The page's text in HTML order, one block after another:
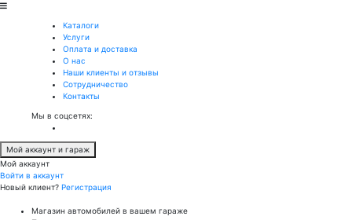
Каталоги
Услуги
Оплата и доставка
О нас
Наши клиенты и отзывы
Сотрудничество
Контакты
Мы в соцсетях:
Мой аккаунт и гараж
Мой аккаунт
Войти в аккаунт
Новый клиент? Регистрация
Магазин автомобилей в вашем гараже